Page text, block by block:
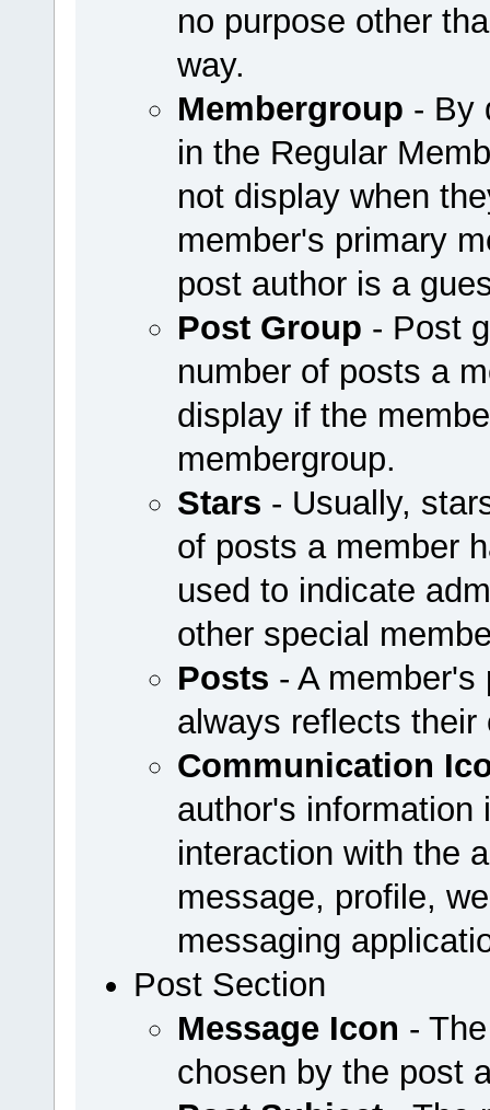
no purpose other
way.
Membergroup - By
in the Regular
not display when
member's primary
post author is a
Post Group - Post
number of posts a
display if the
membergroup.
Stars - Usually,
of posts a member
used to indicate
other special
Posts - A
always reflects
Communication
author's information
interaction with the
message, profile,
messaging
Post Section
Message Icon -
chosen by the post